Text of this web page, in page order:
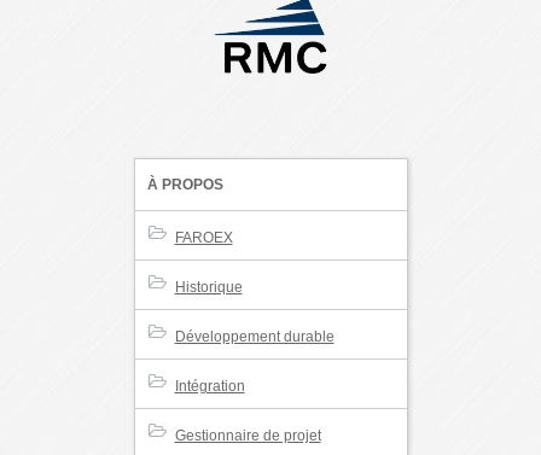
À PROPOS
FAROEX
Historique
Développement durable
Intégration
Gestionnaire de projet